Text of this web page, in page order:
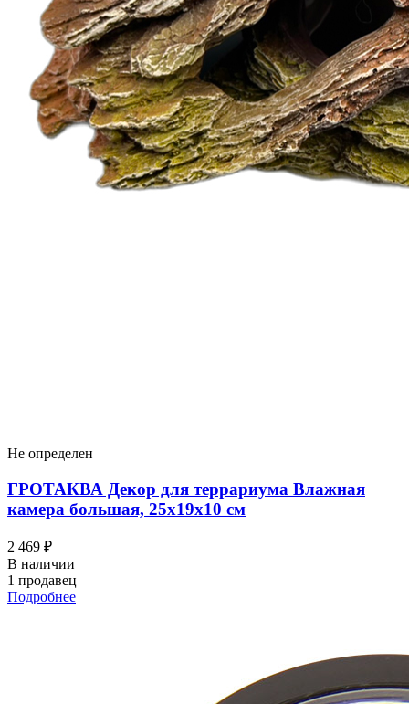
Не определен
ГРОТАКВА Декор для террариума Влажная
камера большая, 25х19х10 см
2 469 ₽
В наличии
1 продавец
Подробнее